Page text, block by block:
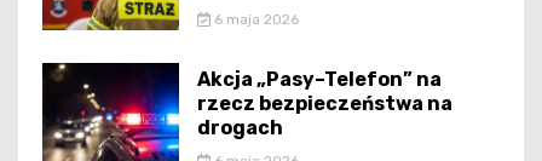
6 maja 2026
Akcja „Pasy–Telefon” na
rzecz bezpieczeństwa na
drogach